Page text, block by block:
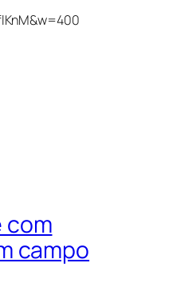
com
campo